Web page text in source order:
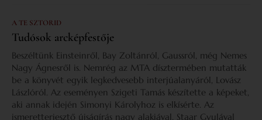
A TE SZTORID
Tudósok arcképfestője
Beszéltünk Einsteinről, Bay Zoltánról, Gaussról, még Nemes
Nagy Ágnesről is. Nemrég az MTA dísztermében mutatták
be a könyvét egyik legkedvesebb interjúalanyáról, Lovász
Lászlóról. Az eseményen Szigeti Tamás készítette a képeket,
aki annak idején Simonyi Károlyhoz is elkísérte. Az
ismeretterjesztő újságírás nagy alakjával, Staar Gyulával